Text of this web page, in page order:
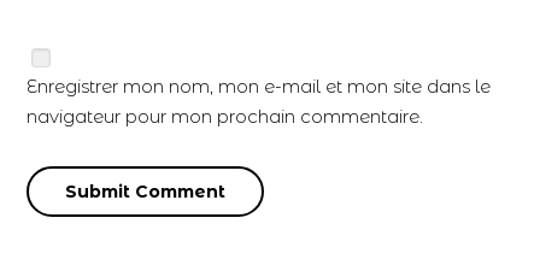
Enregistrer mon nom, mon e-mail et mon site dans le
navigateur pour mon prochain commentaire.